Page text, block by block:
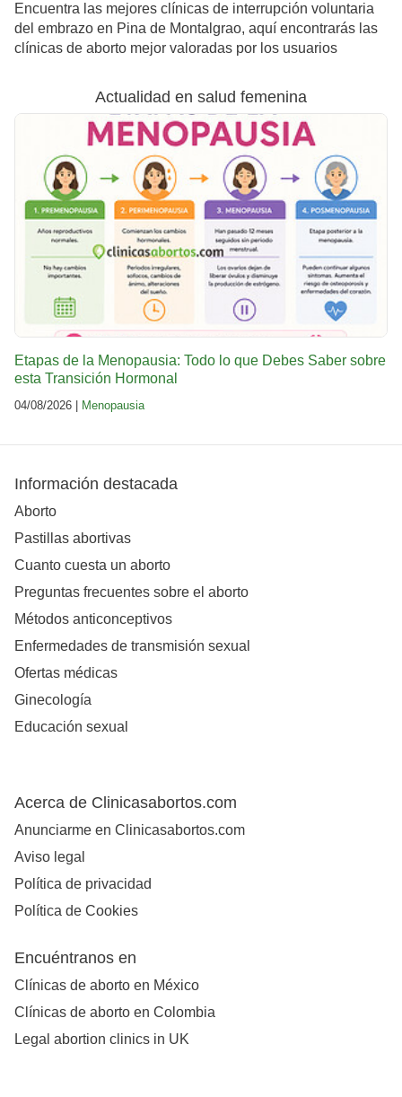
Encuentra las mejores clínicas de interrupción voluntaria
del embrazo en Pina de Montalgrao, aquí encontrarás las
clínicas de aborto mejor valoradas por los usuarios
Actualidad en salud femenina
Etapas de la Menopausia: Todo lo que Debes Saber sobre
esta Transición Hormonal
04/08/2026 | Menopausia
Información destacada
Aborto
Pastillas abortivas
Cuanto cuesta un aborto
Preguntas frecuentes sobre el aborto
Métodos anticonceptivos
Enfermedades de transmisión sexual
Ofertas médicas
Ginecología
Educación sexual
Acerca de Clinicasabortos.com
Anunciarme en Clinicasabortos.com
Aviso legal
Política de privacidad
Política de Cookies
Encuéntranos en
Clínicas de aborto en México
Clínicas de aborto en Colombia
Legal abortion clinics in UK